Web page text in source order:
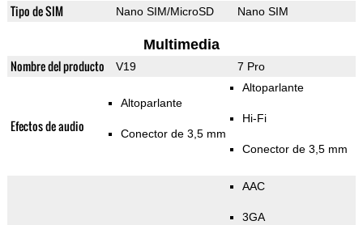
Tipo de SIM Nano SIM/MicroSD Nano SIM
Multimedia
Nombre del producto V19 7 Pro
Efectos de audio
Altoparlante
Conector de 3,5 mm
Altoparlante
Hi-Fi
Conector de 3,5 mm
AAC
3GA